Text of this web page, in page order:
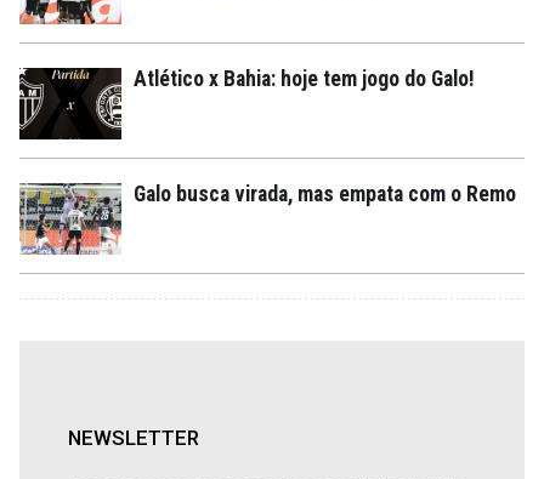
Atlético x Bahia: hoje tem jogo do Galo!
Galo busca virada, mas empata com o Remo
NEWSLETTER